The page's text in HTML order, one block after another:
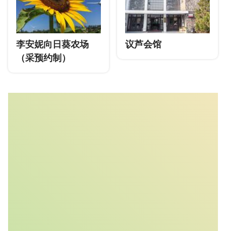
李安妮向日葵农场
（采预约制）
议芦会馆